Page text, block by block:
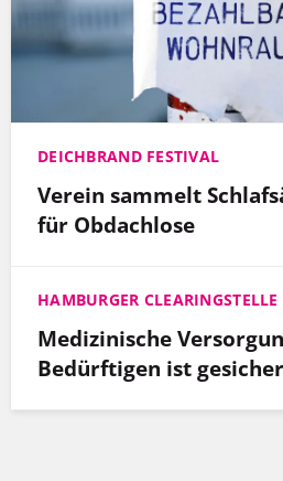
DEICHBRAND FESTIVAL
Verein sammelt
für Obdachlose
HAMBURGER CLEARINGSTELLE
Medizinische
Bedürftigen ist